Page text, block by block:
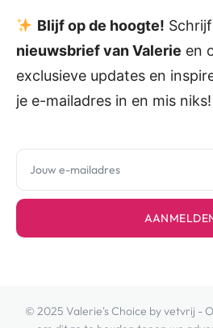
Blijf op de hoogte!
nieuwsbrief van Valerie en
exclusieve updates en
je e-mailadres in en mis niks!
© 2025 Valerie's Choice by vetvrij -